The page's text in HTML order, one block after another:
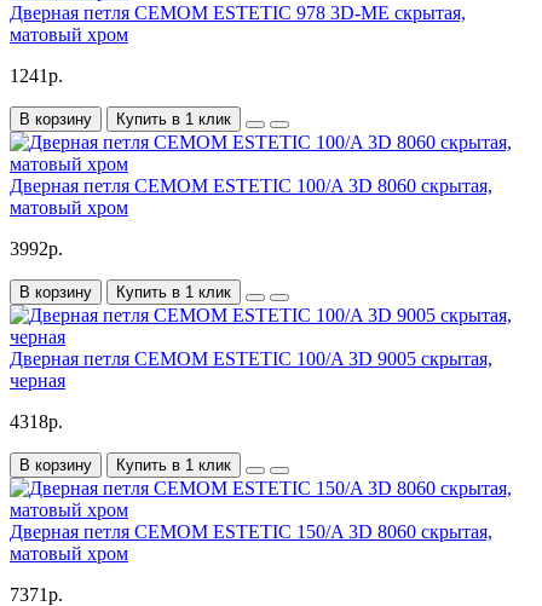
Дверная петля CEMOM ESTETIC 978 3D-ME скрытая,
матовый хром
1241р.
В корзину Купить в 1 клик
Дверная петля CEMOM ESTETIC 100/A 3D 8060 скрытая,
матовый хром
3992р.
В корзину Купить в 1 клик
Дверная петля CEMOM ESTETIC 100/A 3D 9005 скрытая,
черная
4318р.
В корзину Купить в 1 клик
Дверная петля CEMOM ESTETIC 150/A 3D 8060 скрытая,
матовый хром
7371р.